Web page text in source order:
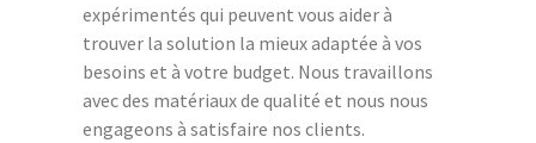
expérimentés qui peuvent vous aider à
trouver la solution la mieux adaptée à vos
besoins et à votre budget. Nous travaillons
avec des matériaux de qualité et nous nous
engageons à satisfaire nos clients.